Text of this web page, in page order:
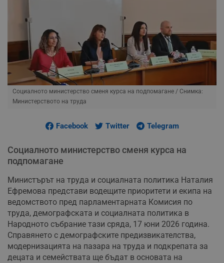
Социалното министерство сменя курса на подпомагане / Снимка:
Министерството на труда
Facebook Twitter Telegram
Социалното министерство сменя курса на
подпомагане
Министърът на труда и социалната политика Наталия
Ефремова представи водещите приоритети и екипа на
ведомството пред парламентарната Комисия по
труда, демографската и социалната политика в
Народното събрание тази сряда, 17 юни 2026 година.
Справянето с демографските предизвикателства,
модернизацията на пазара на труда и подкрепата за
децата и семействата ще бъдат в основата на